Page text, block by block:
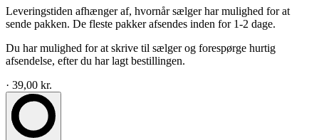
Leveringstiden afhænger af, hvornår sælger har mulighed for at
sende pakken. De fleste pakker afsendes inden for 1-2 dage.
Du har mulighed for at skrive til sælger og forespørge hurtig
afsendelse, efter du har lagt bestillingen.
· 39,00 kr.